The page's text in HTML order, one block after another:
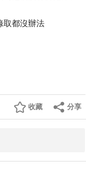
取都沒辦法
分享
收藏